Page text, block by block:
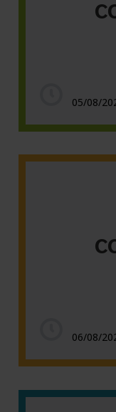
05/08/
06/08/